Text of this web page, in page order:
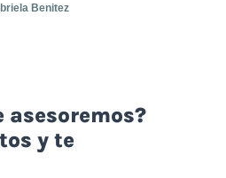
Benitez
asesoremos?
y te